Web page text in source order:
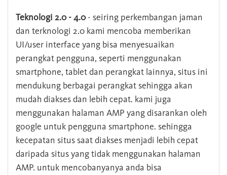
Teknologi 2.0 - 4.0- seiring perkembangan jaman
dan terknologi 2.0 kami mencoba memberikan
UI/user interface yang bisa menyesuaikan
perangkat pengguna, seperti menggunakan
smartphone, tablet dan perangkat lainnya, situs ini
mendukung berbagai perangkat sehingga akan
mudah diakses dan lebih cepat. kami juga
menggunakan halaman AMP yang disarankan oleh
google untuk pengguna smartphone. sehingga
kecepatan situs saat diakses menjadi lebih cepat
daripada situs yang tidak menggunakan halaman
AMP. untuk mencobanyanya anda bisa